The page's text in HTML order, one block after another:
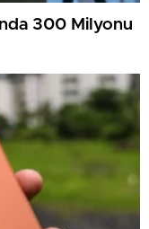
300 Milyonu